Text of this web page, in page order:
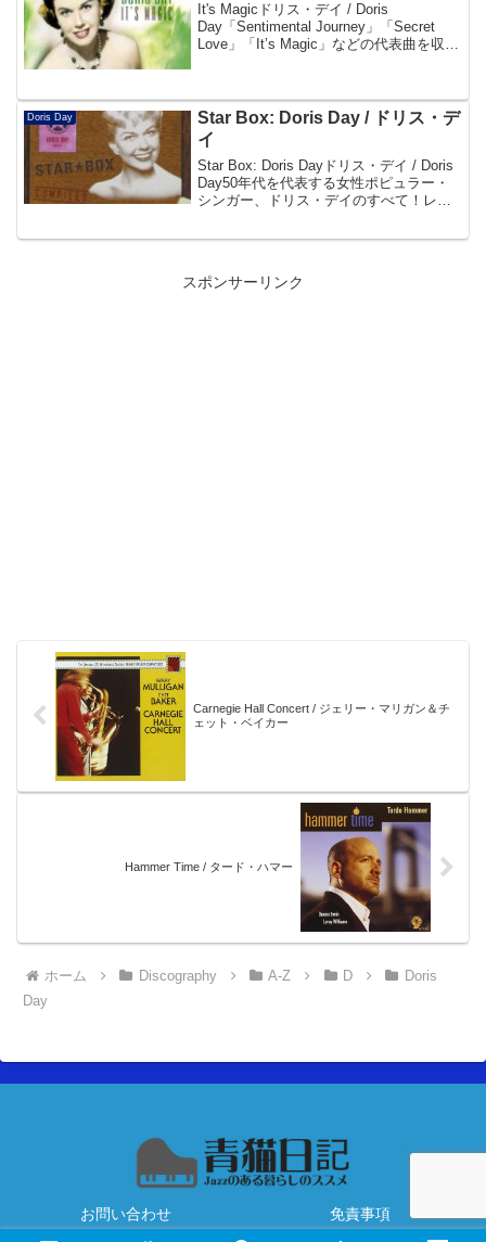
It's Magicドリス・デイ / Doris
Day「Sentimental Journey」「Secret
Love」「It’s Magic」などの代表曲を収録
Doris Day
Star Box: Doris Day / ドリス・デ
イ
Star Box: Doris Dayドリス・デイ / Doris
Day50年代を代表する女性ポピュラー・
シンガー、ドリス・デイのすべて！レ
ンチメンタル・ジャーニー」2ヴァージョ
スポンサーリンク
Carnegie Hall Concert / ジェリー・マリガン＆チ
ェット・ベイカー
Hammer Time / タード・ハマー
ホーム Discography A-Z D
Doris
Day
お問い合わせ 免責事項